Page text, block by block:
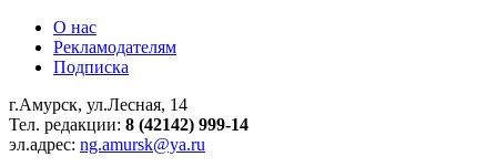
О нас
Рекламодателям
Подписка
г.Амурск, ул.Лесная, 14
Тел. редакции: 8 (42142) 999-14
эл.адрес: ng.amursk@ya.ru